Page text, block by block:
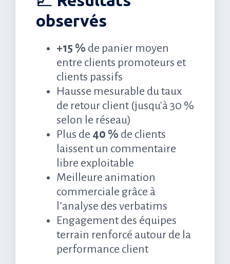
observés
+15 % de panier moyen
entre clients promoteurs et
clients passifs
Hausse mesurable du taux
de retour client (jusqu'à 30 %
selon le réseau)
Plus de 40 % de clients
laissent un commentaire
libre exploitable
Meilleure animation
commerciale grâce à
l’analyse des verbatims
Engagement des équipes
terrain renforcé autour de la
performance client